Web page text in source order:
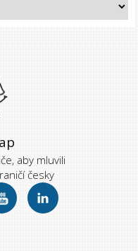
aby mluvili
česky